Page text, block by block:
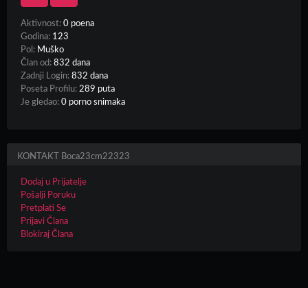
Aktivnost: 0 poena
Godina: 123
Pol: Muško
Član od: 832 dana
Zadnji Login: 832 dana
Poseta Profilu: 289 puta
Je gledao: 0 porno snimaka
KONTAKT Boca23cm22323
Dodaj u Prijatelje
Pošalji Poruku
Pretplati Se
Prijavi Člana
Blokiraj Člana